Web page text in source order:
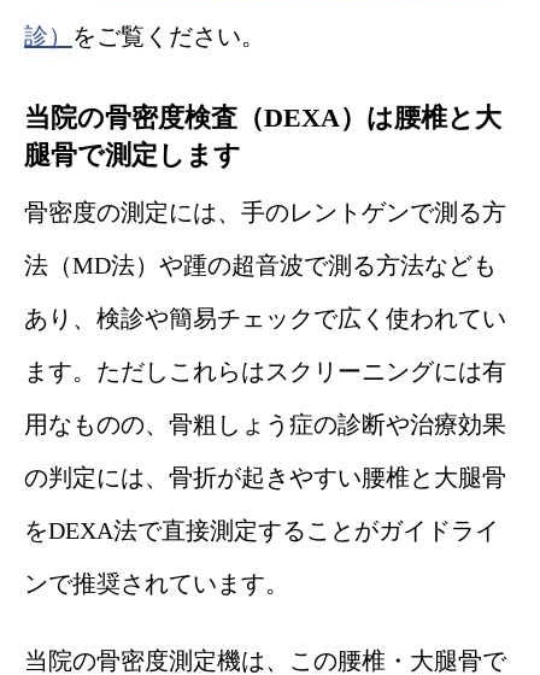
診） をご覧ください。
当院の骨密度検査（DEXA）は腰椎と大
腿骨で測定します
骨密度の測定には、手のレントゲンで測る方
法（MD法）や踵の超音波で測る方法なども
あり、検診や簡易チェックで広く使われてい
ます。ただしこれらはスクリーニングには有
用なものの、骨粗しょう症の診断や治療効果
の判定には、骨折が起きやすい腰椎と大腿骨
をDEXA法で直接測定することがガイドライ
ンで推奨されています。
当院の骨密度測定機は、この腰椎・大腿骨で